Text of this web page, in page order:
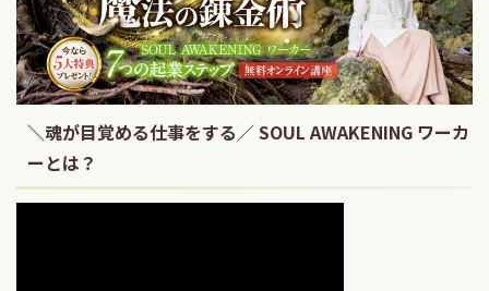
＼魂が目覚める仕事をする／ SOUL AWAKENING ワーカ
ーとは？